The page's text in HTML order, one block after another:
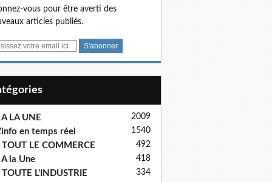
vous pour être averti des
articles publiés.
LA UNE 2009
en temps réel 1540
LE COMMERCE 492
la Une 418
L'INDUSTRIE 334